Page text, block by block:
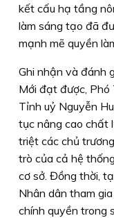
kết cấu hạ tầng
làm sáng tạo đã
mạnh mẽ quyền
Ghi nhận và đánh
Mới đạt được, Phó
Tỉnh uỷ Nguyễn
tục nâng cao chất
triệt các chủ
trò của cả hệ
cơ sở. Đồng thời,
Nhân dân tham
chính quyền trong